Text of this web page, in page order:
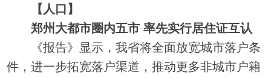
【人口】
郑州大都市圈内五市 率先实行居住证互认
《报告》显示，我省将全面放宽城市落户条
件，进一步拓宽落户渠道，推动更多非城市户籍